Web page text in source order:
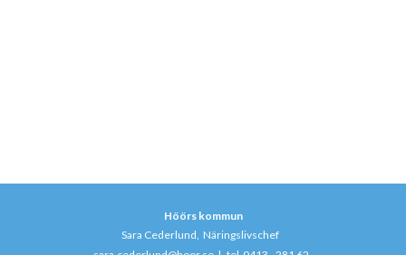
Höörs kommun
Sara Cederlund, Näringslivschef